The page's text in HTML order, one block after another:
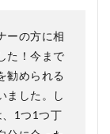
ーの方に相
た！今まで
勧められる
ました。し
1つ1つ丁